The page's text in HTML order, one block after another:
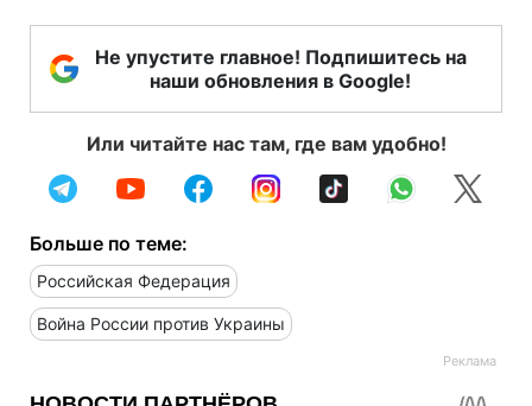
Не упустите главное! Подпишитесь на
наши обновления в Google!
Или читайте нас там, где вам удобно!
Больше по теме:
Российская Федерация
Война России против Украины